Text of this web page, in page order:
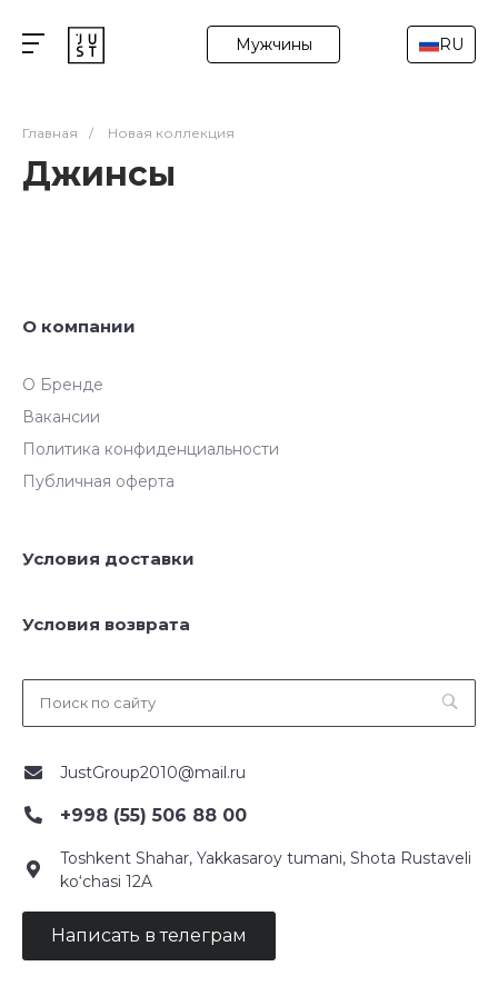
Мужчины RU
Главная / Новая коллекция
Джинсы
О компании
О Бренде
Вакансии
Политика конфиденциальности
Публичная оферта
Условия доставки
Условия возврата
JustGroup2010@mail.ru
+998 (55) 506 88 00
Toshkent Shahar, Yakkasaroy tumani, Shota Rustaveli
ko‘chasi 12A
Написать в телеграм